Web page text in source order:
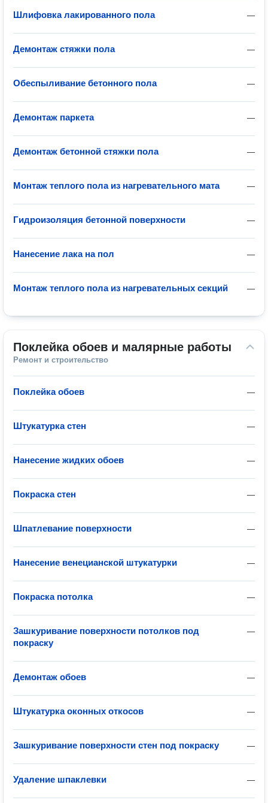
—
Шлифовка лакированного пола
—
Демонтаж стяжки пола
—
Обеспыливание бетонного пола
—
Демонтаж паркета
—
Демонтаж бетонной стяжки пола
—
Монтаж теплого пола из нагревательного мата
—
Гидроизоляция бетонной поверхности
—
Нанесение лака на пол
—
Монтаж теплого пола из нагревательных секций
Поклейка обоев и малярные работы
Ремонт и строительство
—
Поклейка обоев
—
Штукатурка стен
—
Нанесение жидких обоев
—
Покраска стен
—
Шпатлевание поверхности
—
Нанесение венецианской штукатурки
—
Покраска потолка
—
Зашкуривание поверхности потолков под
покраску
—
Демонтаж обоев
—
Штукатурка оконных откосов
—
Зашкуривание поверхности стен под покраску
—
Удаление шпаклевки